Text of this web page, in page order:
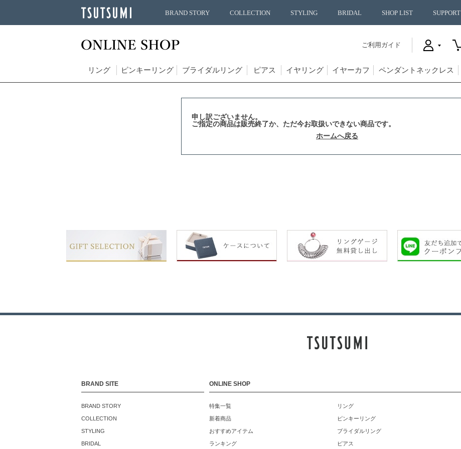
BRAND STORY COLLECTION STYLING BRIDAL SHOP LIST SUPPORT
ご利用ガイド
リング ピンキーリング ブライダルリング ピアス イヤリング イヤーカフ ペンダントネックレス
申し訳ございません。
ご指定の商品は販売終了か、ただ今お取扱いできない商品です。
ホームへ戻る
BRAND SITE
BRAND STORY
COLLECTION
STYLING
BRIDAL
ONLINE SHOP
特集一覧
新着商品
おすすめアイテム
ランキング
リング
ピンキーリング
ブライダルリング
ピアス